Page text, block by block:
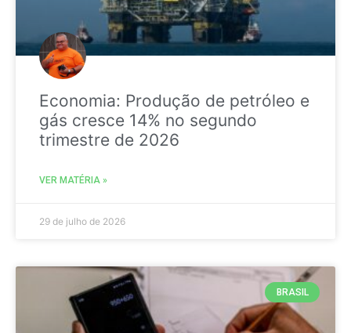
Economia: Produção de petróleo e
gás cresce 14% no segundo
trimestre de 2026
VER MATÉRIA »
29 de julho de 2026
BRASIL